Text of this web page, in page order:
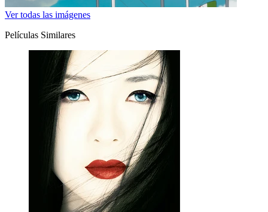
Ver todas las imágenes
Películas Similares